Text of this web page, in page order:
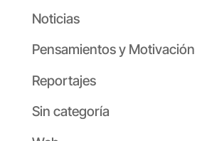
Noticias
Pensamientos y Motivación
Reportajes
Sin categoría